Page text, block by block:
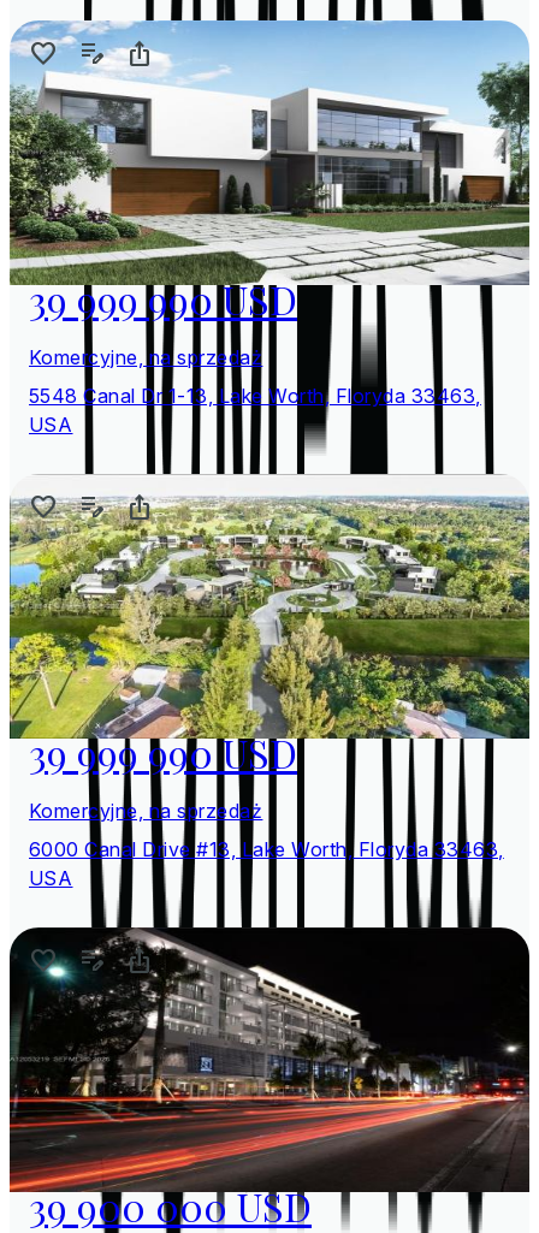
39 999 990 USD
Komercyjne, na sprzedaż
5548 Canal Dr 1-13, Lake Worth, Floryda 33463,
USA
39 999 990 USD
Komercyjne, na sprzedaż
6000 Canal Drive #13, Lake Worth, Floryda 33463,
USA
39 900 000 USD